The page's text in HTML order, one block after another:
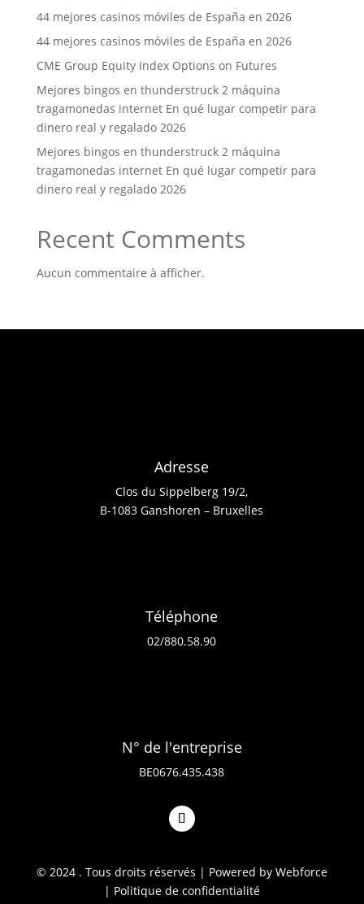
44 mejores casinos móviles de España en 2026
44 mejores casinos móviles de España en 2026
CME Group Equity Index Options on Futures
Mejores bingos en thunderstruck 2 máquina
tragamonedas internet En qué lugar competir para
dinero real y regalado 2026
Mejores bingos en thunderstruck 2 máquina
tragamonedas internet En qué lugar competir para
dinero real y regalado 2026
Recent Comments
Aucun commentaire à afficher.
Adresse
Clos du Sippelberg 19/2,
B-1083 Ganshoren – Bruxelles
Téléphone
02/880.58.90
N° de l'entreprise
BE0676.435.438
© 2024 . Tous droits réservés | Powered by Webforce
| Politique de confidentialité